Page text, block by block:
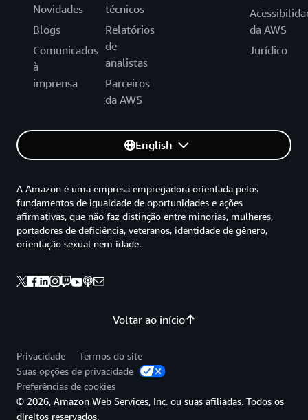
Novidades
Blogs
Comunicados
à
imprensa
técnicos
Relatórios
de
analistas
Parceiros
da AWS
da AWS
Jurídico
English
Voltar ao início
A Amazon é uma empresa empregadora orientada pelos
fundamentos de igualdade de oportunidades e ações
afirmativas, que não faz distinção entre minorias, mulheres,
portadores de deficiência, veteranos, identidade de gênero,
orientação sexual nem idade.
Privacidade
Termos do site
Suas opções de privacidade
Preferências de cookies
© 2026, Amazon Web Services, Inc. ou suas afiliadas. Todos os
direitos reservados.